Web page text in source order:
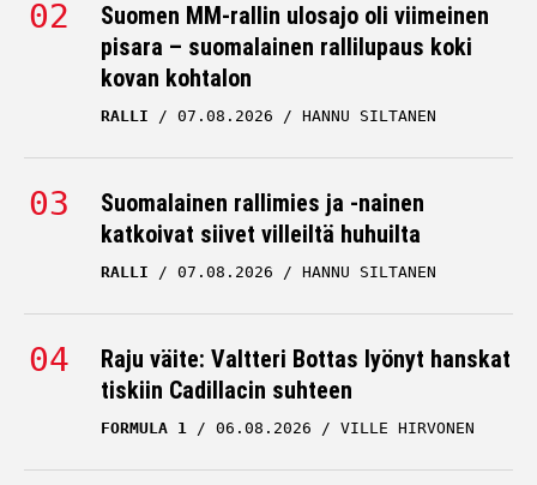
Suomen MM-rallin ulosajo oli viimeinen
pisara – suomalainen rallilupaus koki
kovan kohtalon
RALLI 07.08.2026 HANNU SILTANEN
Suomalainen rallimies ja -nainen
katkoivat siivet villeiltä huhuilta
RALLI 07.08.2026 HANNU SILTANEN
Raju väite: Valtteri Bottas lyönyt hanskat
tiskiin Cadillacin suhteen
FORMULA 1 06.08.2026 VILLE HIRVONEN